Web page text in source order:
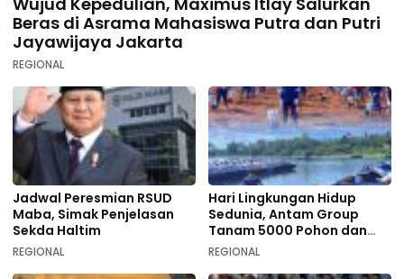
Beras di Asrama Mahasiswa Putra dan Putri
Jayawijaya Jakarta
REGIONAL
Jadwal Peresmian RSUD
Maba, Simak Penjelasan
Sekda Haltim
REGIONAL
Hari Lingkungan Hidup
Sedunia, Antam Group
Tanam 5000 Pohon dan
Aksi Bersih di Sofifi
REGIONAL